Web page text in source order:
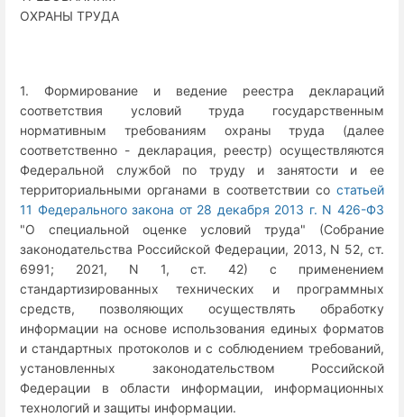
ОХРАНЫ ТРУДА
1. Формирование и ведение реестра деклараций
соответствия условий труда государственным
нормативным требованиям охраны труда (далее
соответственно - декларация, реестр) осуществляются
Федеральной службой по труду и занятости и ее
территориальными органами в соответствии со статьей
11 Федерального закона от 28 декабря 2013 г. N 426-ФЗ
"О специальной оценке условий труда" (Собрание
законодательства Российской Федерации, 2013, N 52, ст.
6991; 2021, N 1, ст. 42) с применением
стандартизированных технических и программных
средств, позволяющих осуществлять обработку
информации на основе использования единых форматов
и стандартных протоколов и с соблюдением требований,
установленных законодательством Российской
Федерации в области информации, информационных
технологий и защиты информации.